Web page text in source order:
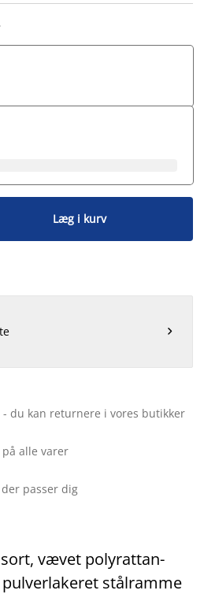
Læg i kurv

du kan returnere i vores butikker
alle varer
passer dig
vævet polyrattan-
stålramme